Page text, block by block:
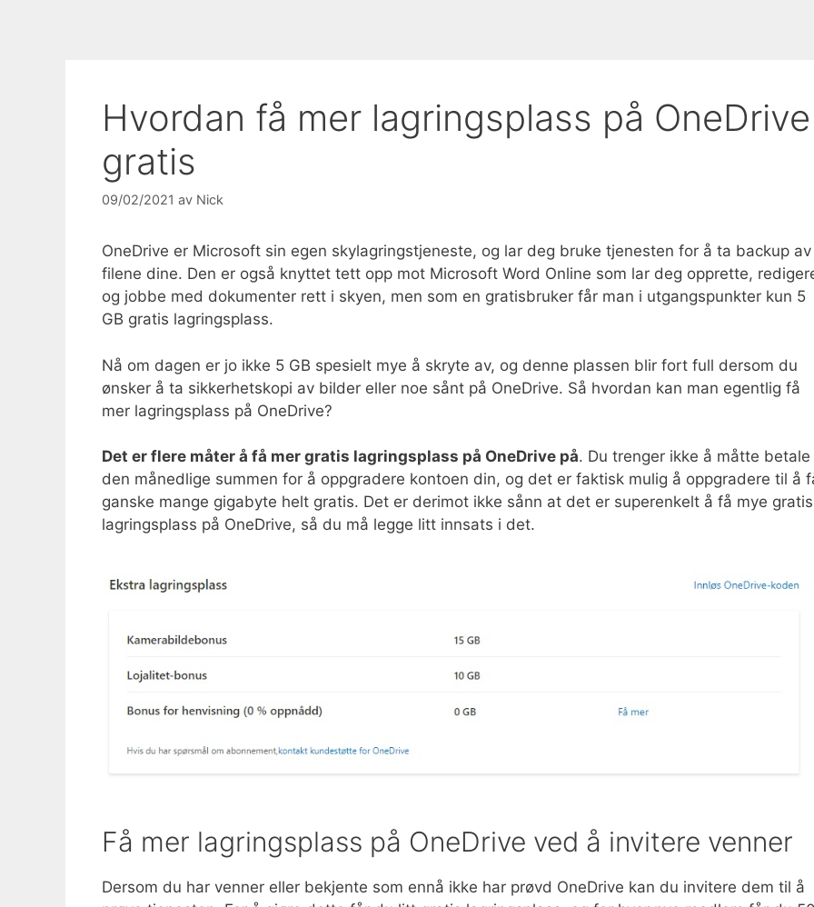
Hvordan få mer lagringsplass på OneDrive
gratis
09/02/2021 av Nick
OneDrive er Microsoft sin egen skylagringstjeneste, og lar deg bruke tjenesten for å ta backup av
filene dine. Den er også knyttet tett opp mot Microsoft Word Online som lar deg opprette,
og jobbe med dokumenter rett i skyen, men som en gratisbruker får man i utgangspunkter kun 5
GB gratis lagringsplass.
Nå om dagen er jo ikke 5 GB spesielt mye å skryte av, og denne plassen blir fort full dersom du
ønsker å ta sikkerhetskopi av bilder eller noe sånt på OneDrive. Så hvordan kan man egentlig få
mer lagringsplass på OneDrive?
Det er flere måter å få mer gratis lagringsplass på OneDrive på. Du trenger ikke å måtte betale
den månedlige summen for å oppgradere kontoen din, og det er faktisk mulig å oppgradere til å
ganske mange gigabyte helt gratis. Det er derimot ikke sånn at det er superenkelt å få mye gratis
lagringsplass på OneDrive, så du må legge litt innsats i det.
Få mer lagringsplass på OneDrive ved å invitere venner
Dersom du har venner eller bekjente som ennå ikke har prøvd OneDrive kan du invitere dem til å